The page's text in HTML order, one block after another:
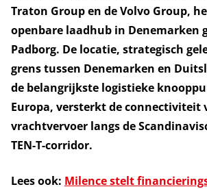
Traton Group en de Volvo Group,
openbare laadhub in Denemarken
Padborg. De locatie, strategisch
grens tussen Denemarken en
de belangrijkste logistieke
Europa, versterkt de connectiviteit
vrachtvervoer langs de
TEN-T-corridor.
Lees ook: Milence stelt